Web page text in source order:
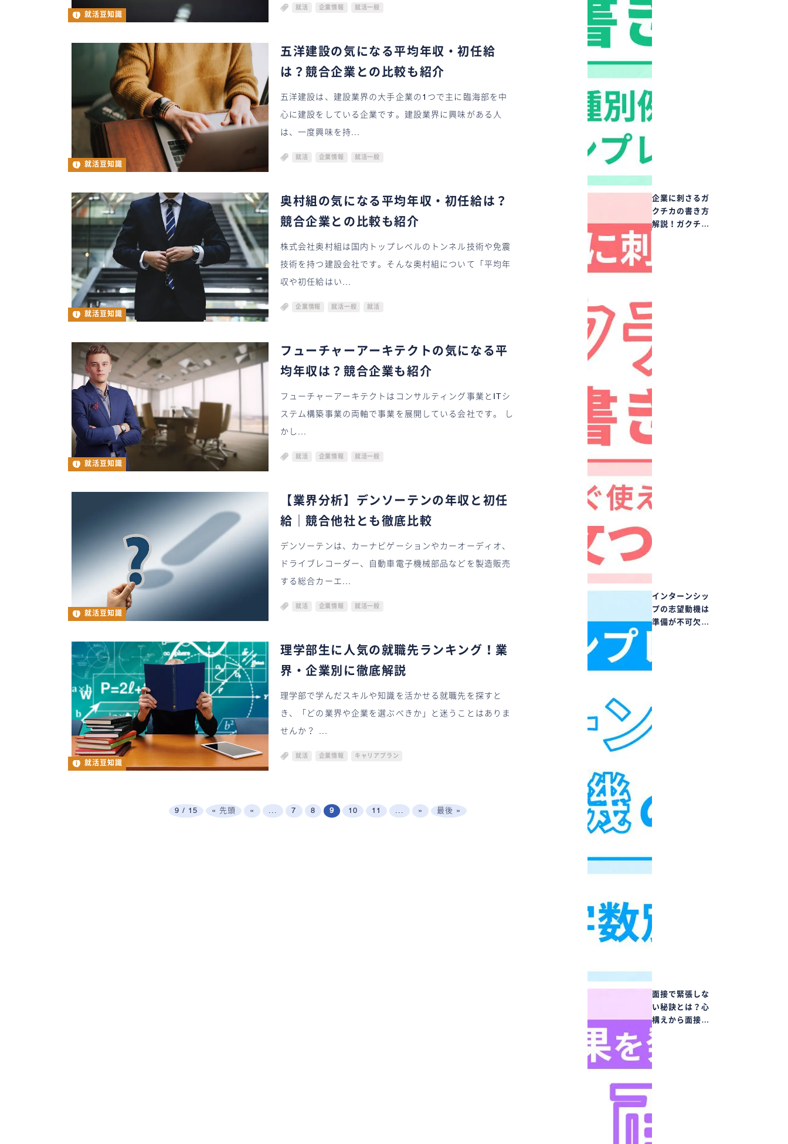
就活豆知識
就活 企業情報 就活一般
就活豆知識
五洋建設の気になる平均年収・初任給
は？競合企業との比較も紹介
五洋建設は、建設業界の大手企業の1つで主に臨海部を中
心に建設をしている企業です。建設業界に興味がある人
は、一度興味を持...
就活 企業情報 就活一般
就活豆知識
奥村組の気になる平均年収・初任給は？
競合企業との比較も紹介
株式会社奥村組は国内トップレベルのトンネル技術や免震
技術を持つ建設会社です。そんな奥村組について「平均年
収や初任給はい...
企業情報 就活一般 就活
就活豆知識
フューチャーアーキテクトの気になる平
均年収は？競合企業も紹介
フューチャーアーキテクトはコンサルティング事業とITシ
ステム構築事業の両軸で事業を展開している会社です。 し
かし...
就活 企業情報 就活一般
就活豆知識
【業界分析】デンソーテンの年収と初任
給｜競合他社とも徹底比較
デンソーテンは、カーナビゲーションやカーオーディオ、
ドライブレコーダー、自動車電子機械部品などを製造販売
する総合カーエ...
就活 企業情報 就活一般
就活豆知識
理学部生に人気の就職先ランキング！業
界・企業別に徹底解説
理学部で学んだスキルや知識を活かせる就職先を探すと
き、「どの業界や企業を選ぶべきか」と迷うことはありま
せんか？ ...
就活 企業情報 キャリアプラン
9 / 15 « 先頭 « ... 7 8 9 10 11 ... » 最後 »
企業に刺さるガ
クチカの書き方
解説！ガクチ…
インターンシッ
プの志望動機は
準備が不可欠…
面接で緊張しな
い秘訣とは？心
構えから面接…